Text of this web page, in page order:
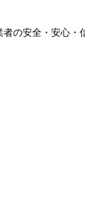
の安全・安心・